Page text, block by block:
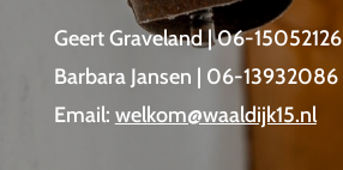
Geert Graveland | 06-15052126
Barbara Jansen | 06-13932086
Email: welkom@waaldijk15.nl